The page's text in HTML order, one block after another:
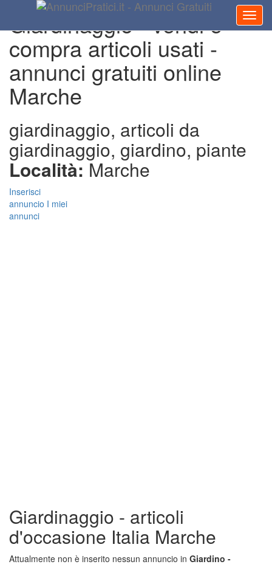
Giardinaggio - vendi e
compra articoli usati -
annunci gratuiti online
Marche
giardinaggio, articoli da
giardinaggio, giardino, piante
Località: Marche
Inserisci
annuncio I miei
annunci
Giardinaggio - articoli
d'occasione Italia Marche
Attualmente non è inserito nessun annuncio in Giardino -